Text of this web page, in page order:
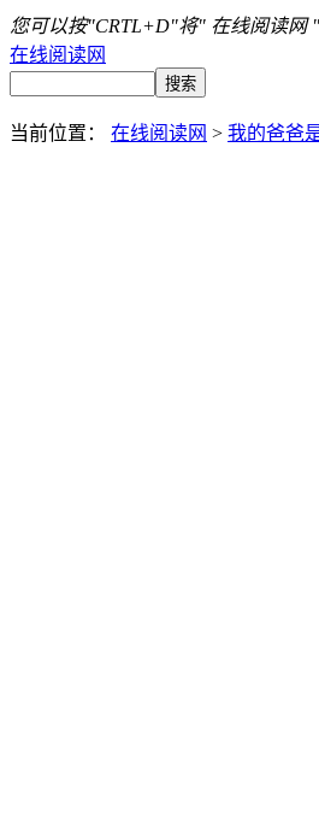
您可以按"CRTL+D"将" 在线阅读网 "
在线阅读网
当前位置： 在线阅读网 > 我的爸爸